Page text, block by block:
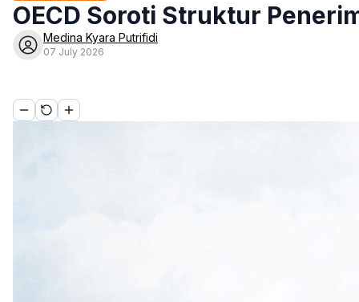
OECD Soroti Struktur
Medina Kyara Putrifidi
07 July 2026